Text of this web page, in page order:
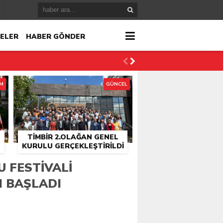
HABER GÖNDER
TİMBİR 2.OLAĞAN GENEL
KURULU GERÇEKLEŞTIRILDI
GÜNCEL
FESTIVALI
BAŞLADI